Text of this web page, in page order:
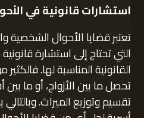
استشارات قانونية في
تعتبر قضايا الأحوال الشخصية
التي تحتاج إلى استشارة
القانونية المناسبة لها.
تحصل ما بين الأزواج، أو ما بين
تقسيم وتوزيع الميراث.